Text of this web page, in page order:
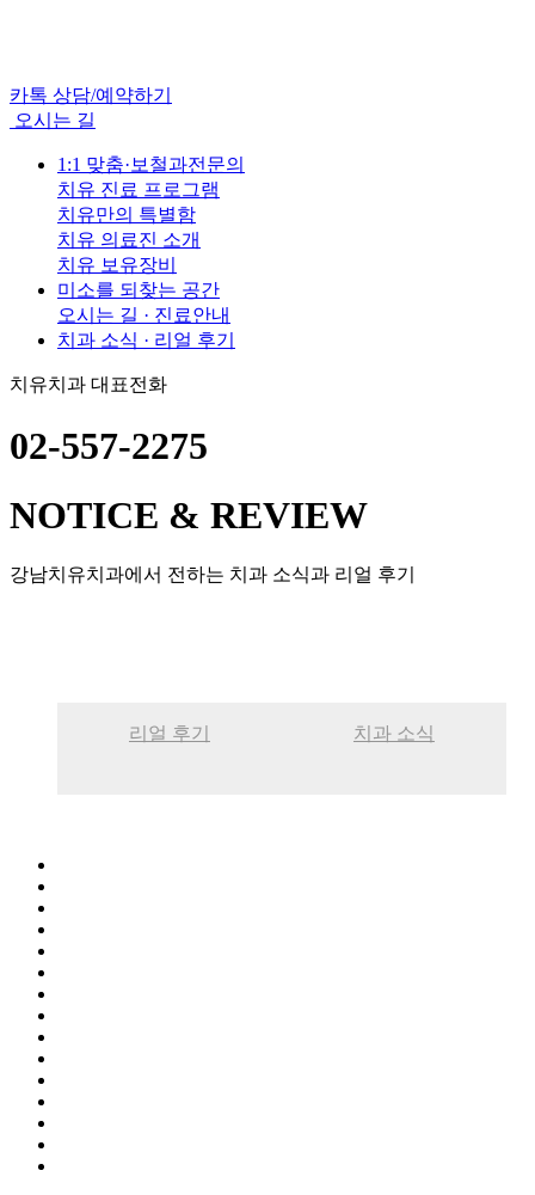
카톡 상담/예약하기
오시는 길
1:1 맞춤·보철과전문의
치유 진료 프로그램
치유만의 특별함
치유 의료진 소개
치유 보유장비
미소를 되찾는 공간
오시는 길 · 진료안내
치과 소식 · 리얼 후기
치유치과 대표전화
02-557-2275
NOTICE & REVIEW
강남치유치과에서 전하는 치과 소식과 리얼 후기
리얼 후기 치과 소식